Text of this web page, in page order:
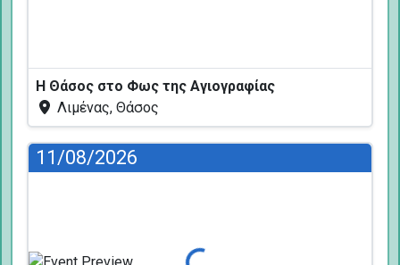
Η Θάσος στο Φως της Αγιογραφίας
Λιμένας, Θάσος
11/08/2026
Φόρτωση...